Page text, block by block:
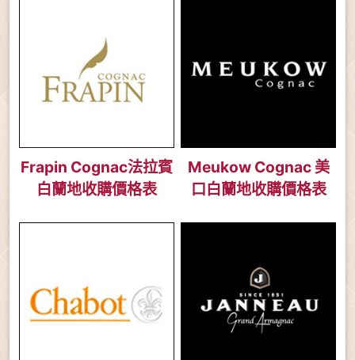
Frapin Cognac法拉賓
白蘭地收購價格表
Meukow Cognac 美
口白蘭地收購價格表